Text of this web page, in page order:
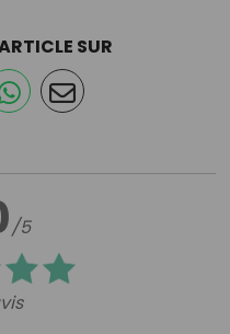
/5
SUR